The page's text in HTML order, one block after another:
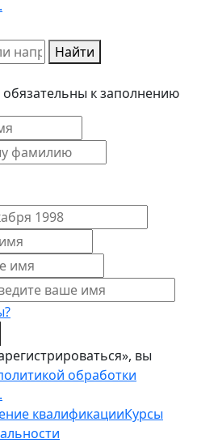
Найти
к заполнению
вы
обработки
квалификацииКурсы